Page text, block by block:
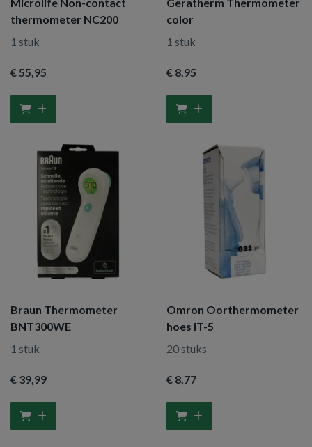
thermometer NC200
1 stuk
€ 55,95
color
1 stuk
€ 8,95
Braun Thermometer
BNT300WE
1 stuk
€ 39,99
Omron Oorthermometer
hoes IT-5
20 stuks
€ 8,77